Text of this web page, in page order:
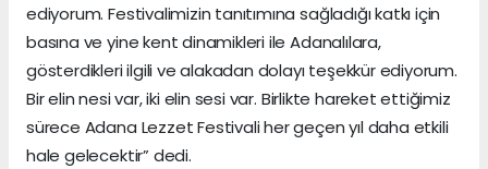
ediyorum. Festivalimizin tanıtımına sağladığı katkı için
basına ve yine kent dinamikleri ile Adanalılara,
gösterdikleri ilgili ve alakadan dolayı teşekkür ediyorum.
Bir elin nesi var, iki elin sesi var. Birlikte hareket ettiğimiz
sürece Adana Lezzet Festivali her geçen yıl daha etkili
hale gelecektir” dedi.